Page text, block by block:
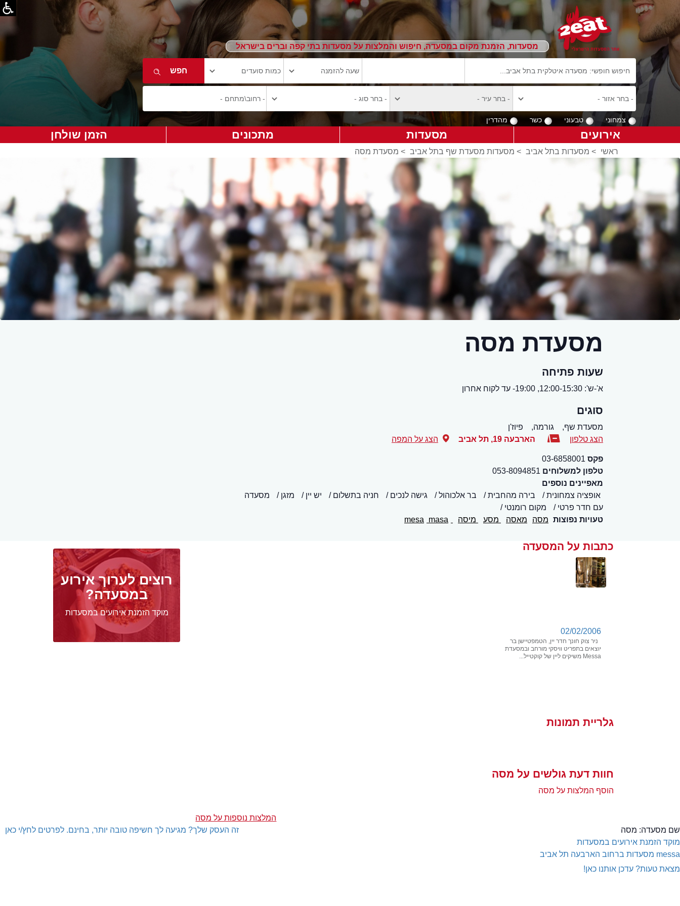
מסעדות, הזמנת מקום במסעדה, חיפוש והמלצות על מסעדות בתי קפה וברים בישראל
צמחוני טבעוני כשר מהדרין
אירועים מסעדות מתכונים הזמן שולחן
ראשי > מסעדות בתל אביב > מסעדות מסעדת שף בתל אביב > מסעדת מסה
מסעדת מסה
שעות פתיחה
א'-ש': 12:00-15:30, 19:00- עד לקוח אחרון
סוגים
מסעדת שף, גורמה,
פיוז'ן
הצג טלפון
הארבעה 19 , תל אביב הצג על המפה
פקס 03-6858001
טלפון למשלוחים 053-8094851
מאפיינים נוספים
אופציה צמחונית
בירה מהחבית בר אלכוהול גישה לנכים חניה בתשלום יש יין מזגן
מסעדה
עם חדר פרטי
מקום רומנטי
טעויות נפוצות מסה מאסה מסע מיסה masa
כתבות על המסעדה
02/02/2006
ניר צוק חונך חדר יין, הטמפטיישן בר
יוצאים בתפריט וויסקי מורחב ובמסעדת
Messa משיקים ליין של קוקטייל...
גלריית תמונות
חוות דעת גולשים על מסה
הוסף המלצות על מסה
המלצות נוספות על מסה
רוצים לערוך אירוע
במסעדה?
מוקד הזמנת אירועים במסעדות
זה העסק שלך? מגיעה לך חשיפה טובה יותר, בחינם. לפרטים לחץ/י כאן שם מסעדה: מסה
מוקד הזמנת אירועים במסעדות
messa מסעדות ברחוב הארבעה תל אביב
מצאת טעות? עדכן אותנו כאן!